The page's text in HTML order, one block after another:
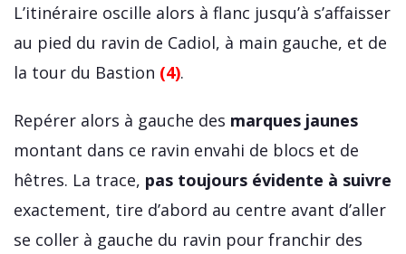
L’itinéraire oscille alors à flanc jusqu’à s’affaisser
au pied du ravin de Cadiol, à main gauche, et de
la tour du Bastion (4).
Repérer alors à gauche des marques jaunes
montant dans ce ravin envahi de blocs et de
hêtres. La trace, pas toujours évidente à suivre
exactement, tire d’abord au centre avant d’aller
se coller à gauche du ravin pour franchir des